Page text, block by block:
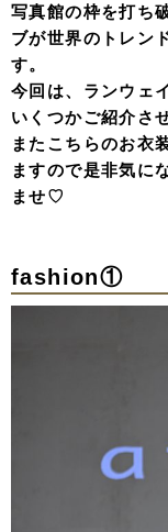
写真館の枠を打ち
ブが世界のトレン
す。
今回は、ランウェ
いくつかご紹介さ
またこちらのお衣
ますので是非気に
ませ♡
fashion①